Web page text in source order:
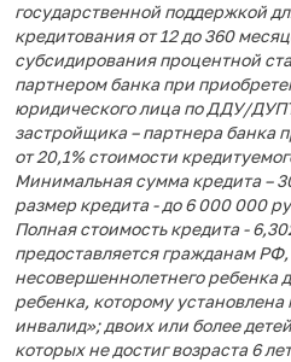
государственной поддержкой
кредитования от 12 до 360
субсидирования процентной
партнером банка при
юридического лица по ДДУ/
застройщика – партнера банка
от 20,1% стоимости
Минимальная сумма кредита –
размер кредита - до 6 000 000
Полная стоимость кредита -
предоставляется гражданам
несовершеннолетнего ребенка
ребенка, которому установлена
инвалид»; двоих или более
которых не достиг возраста 6